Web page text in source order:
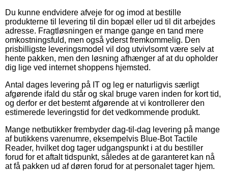
Du kunne endvidere afveje for og imod at bestille
produkterne til levering til din bopæl eller ud til dit arbejdes
adresse. Fragtløsningen er mange gange en tand mere
omkostningsfuld, men også yderst fremkommelig. Den
prisbilligste leveringsmodel vil dog utvivlsomt være selv at
hente pakken, men den løsning afhænger af at du opholder
dig lige ved internet shoppens hjemsted.
Antal dages levering på IT og leg er naturligvis særligt
afgørende ifald du står og skal bruge varen inden for kort tid,
og derfor er det bestemt afgørende at vi kontrollerer den
estimerede leveringstid for det vedkommende produkt.
Mange netbutikker frembyder dag-til-dag levering på mange
af butikkens varenumre, eksempelvis Blue-Bot Tactile
Reader, hvilket dog tager udgangspunkt i at du bestiller
forud for et aftalt tidspunkt, således at de garanteret kan nå
at få pakken ud af døren forud for at personalet tager hjem.